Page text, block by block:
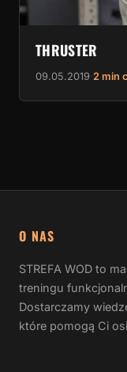
THRUSTER
09.05.2019 2 min
O NAS
STREFA WOD to
treningu
Dostarczamy
które pomogą Ci